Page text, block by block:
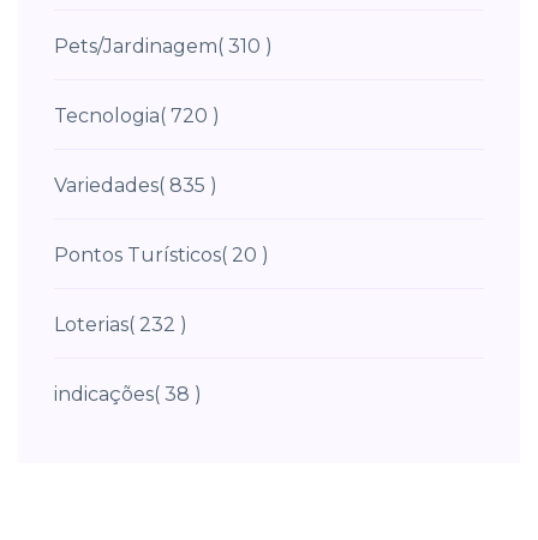
Pets/Jardinagem( 310 )
Tecnologia( 720 )
Variedades( 835 )
Pontos Turísticos( 20 )
Loterias( 232 )
indicações( 38 )